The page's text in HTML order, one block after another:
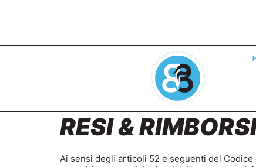
RESI &
Ai sensi degli articoli 52 e seguenti del